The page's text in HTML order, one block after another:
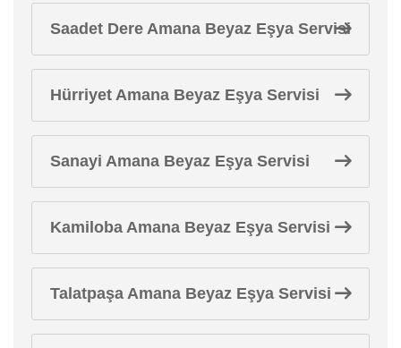
Saadet Dere Amana Beyaz Eşya Servisi
Hürriyet Amana Beyaz Eşya Servisi
Sanayi Amana Beyaz Eşya Servisi
Kamiloba Amana Beyaz Eşya Servisi
Talatpaşa Amana Beyaz Eşya Servisi